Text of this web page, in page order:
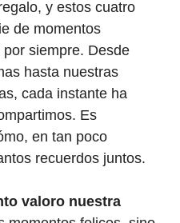
y estos cuatro
de momentos
siempre. Desde
hasta nuestras
cada instante ha
Es
en tan poco
recuerdos juntos.
valoro nuestra